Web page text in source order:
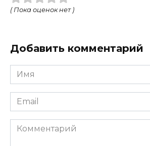
( Пока оценок нет )
Добавить комментарий
Имя
*
Email
*
Комментарий